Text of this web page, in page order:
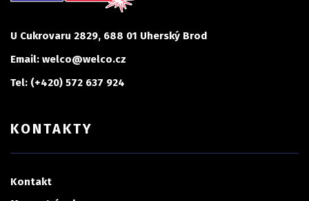
U Cukrovaru 2829, 688 01 Uherský Brod
Email: welco@welco.cz
Tel: (+420) 572 637 924
KONTAKTY
Kontakt